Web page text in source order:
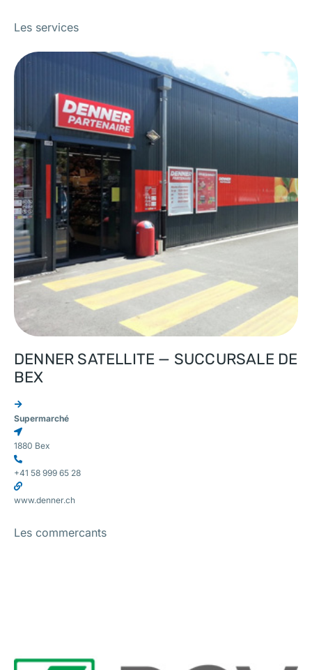
Les services
DENNER SATELLITE — SUCCURSALE DE
BEX
Supermarché
1880 Bex
+41 58 999 65 28
www.denner.ch
Les commercants